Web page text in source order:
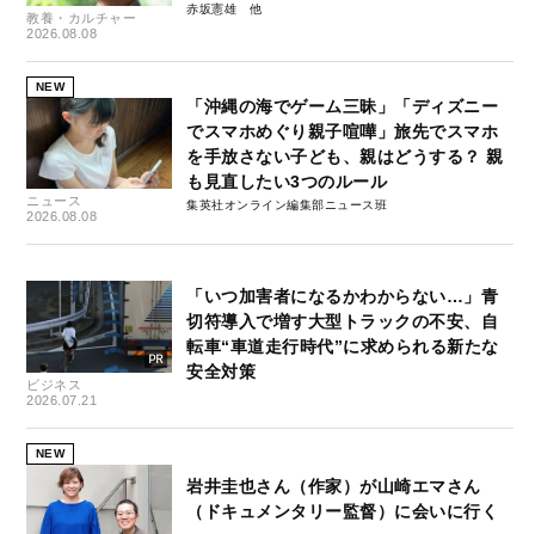
教養・カルチャー
2026.08.08
赤坂憲雄
NEW
ニュース
2026.08.08
「沖縄の海でゲーム三昧」「ディズニー
でスマホめぐり親子喧嘩」旅先でスマホ
を手放さない子ども、親はどうする？ 親
も見直したい3つのルール
集英社オンライン編集部ニュース班
ビジネス
2026.07.21
「いつ加害者になるかわからない…」青
切符導入で増す大型トラックの不安、自
転車“車道走行時代”に求められる新たな
安全対策
NEW
岩井圭也さん（作家）が山崎エマさん
（ドキュメンタリー監督）に会いに行く